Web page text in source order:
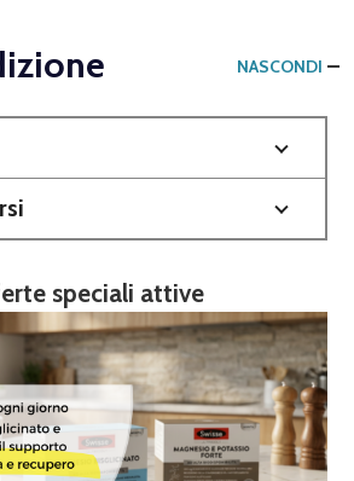
NASCONDI
speciali attive